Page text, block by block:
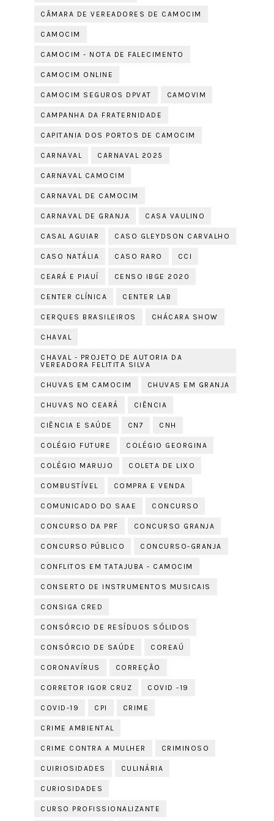
CÂMARA DE VEREADORES DE CAMOCIM
CAMOCIM
CAMOCIM - NOTA DE FALECIMENTO
CAMOCIM ONLINE
CAMOCIM SEGUROS DPVAT CAMOVIM
CAMPANHA DA FRATERNIDADE
CAPITANIA DOS PORTOS DE CAMOCIM
CARNAVAL CARNAVAL 2025
CARNAVAL CAMOCIM
CARNAVAL DE CAMOCIM
CARNAVAL DE GRANJA CASA VAULINO
CASAL AGUIAR CASO GLEYDSON CARVALHO
CASO NATÁLIA CASO RARO CCI
CEARÁ E PIAUÍ CENSO IBGE 2020
CENTER CLÍNICA CENTER LAB
CERQUES BRASILEIROS CHÁCARA SHOW
CHAVAL
CHAVAL - PROJETO DE AUTORIA DA
VEREADORA FELITITA SILVA
CHUVAS EM CAMOCIM CHUVAS EM GRANJA
CHUVAS NO CEARÁ CIÊNCIA
CIÊNCIA E SAÚDE CN7 CNH
COLÉGIO FUTURE COLÉGIO GEORGINA
COLÉGIO MARUJO COLETA DE LIXO
COMBUSTÍVEL COMPRA E VENDA
COMUNICADO DO SAAE CONCURSO
CONCURSO DA PRF CONCURSO GRANJA
CONCURSO PÚBLICO CONCURSO-GRANJA
CONFLITOS EM TATAJUBA - CAMOCIM
CONSERTO DE INSTRUMENTOS MUSICAIS
CONSIGA CRED
CONSÓRCIO DE RESÍDUOS SÓLIDOS
CONSÓRCIO DE SAÚDE COREAÚ
CORONAVÍRUS CORREÇÃO
CORRETOR IGOR CRUZ COVID -19
COVID-19 CPI CRIME
CRIME AMBIENTAL
CRIME CONTRA A MULHER CRIMINOSO
CUIRIOSIDADES CULINÁRIA
CURIOSIDADES
CURSO PROFISSIONALIZANTE